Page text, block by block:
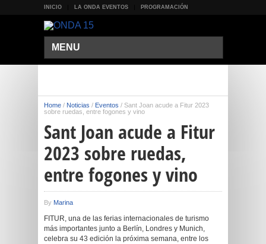
INICIO LA ONDA EVENTOS PROGRAMACIÓN
MENU
Home / Noticias / Eventos / Sant Joan acude a Fitur 2023
sobre ruedas, entre fogones y vino
Sant Joan acude a Fitur
2023 sobre ruedas,
entre fogones y vino
By Marina
FITUR, una de las ferias internacionales de turismo
más importantes junto a Berlín, Londres y Munich,
celebra su 43 edición la próxima semana, entre los